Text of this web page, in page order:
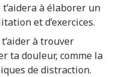
à élaborer un
et d’exercices.
à trouver
ta douleur, comme la
de distraction.